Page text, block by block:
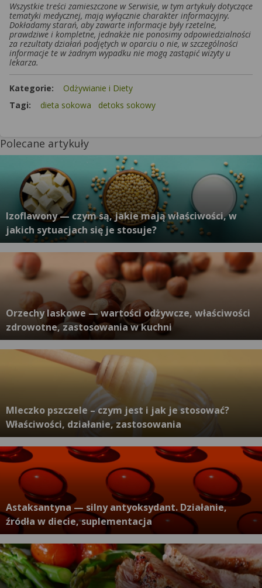
Wszystkie treści zamieszczone w Serwisie, w tym artykuły dotyczące
tematyki medycznej, mają wyłącznie charakter informacyjny.
Dokładamy starań, aby zawarte informacje były rzetelne,
prawdziwe i kompletne, jednakże nie ponosimy odpowiedzialności
za rezultaty działań podjętych w oparciu o nie, w szczególności
informacje te w żadnym wypadku nie mogą zastąpić wizyty u
lekarza.
Kategorie:
Odżywianie i Diety
Tagi:
dieta sokowa detoks sokowy
Polecane artykuły
Izoflawony — czym są, jakie mają właściwości, w
jakich sytuacjach się je stosuje?
Orzechy laskowe — wartości odżywcze, właściwości
zdrowotne, zastosowania w kuchni
Mleczko pszczele – czym jest i jak je stosować?
Właściwości, działanie, zastosowania
Astaksantyna — silny antyoksydant. Działanie,
źródła w diecie, suplementacja